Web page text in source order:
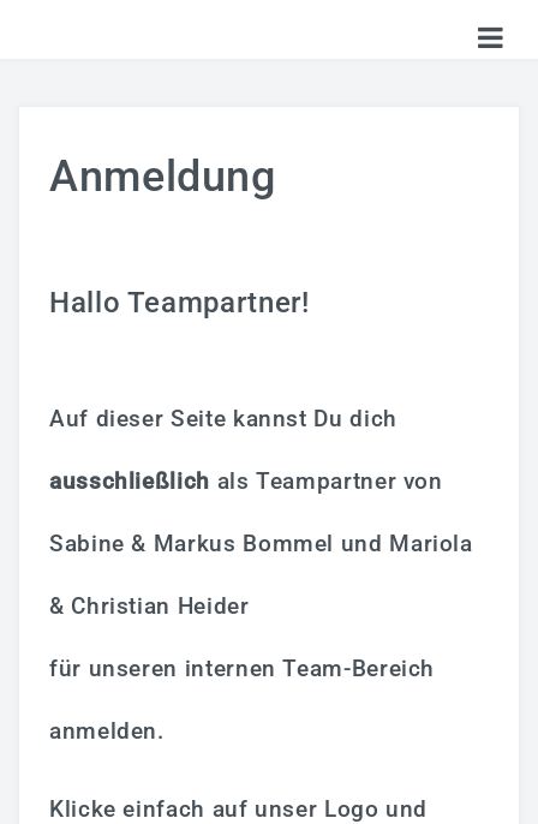
SHOP
LOGIN
Anmeldung
Hallo Teampartner!
Auf dieser Seite kannst Du dich
ausschließlich als Teampartner von
Sabine & Markus Bommel und Mariola
& Christian Heider
für unseren internen Team-Bereich
anmelden.
Klicke einfach auf unser Logo und